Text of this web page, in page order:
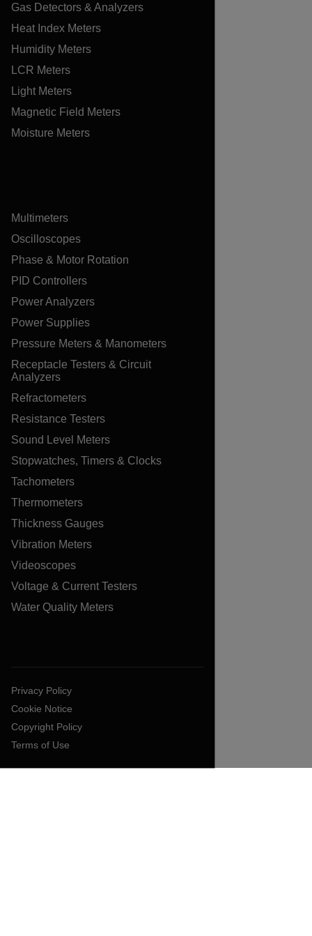
Gas Detectors & Analyzers
Heat Index Meters
Humidity Meters
LCR Meters
Light Meters
Magnetic Field Meters
Moisture Meters
Multimeters
Oscilloscopes
Phase & Motor Rotation
PID Controllers
Power Analyzers
Power Supplies
Pressure Meters & Manometers
Receptacle Testers & Circuit
Analyzers
Refractometers
Resistance Testers
Sound Level Meters
Stopwatches, Timers & Clocks
Tachometers
Thermometers
Thickness Gauges
Vibration Meters
Videoscopes
Voltage & Current Testers
Water Quality Meters
Privacy Policy
Cookie Notice
Copyright Policy
Terms of Use